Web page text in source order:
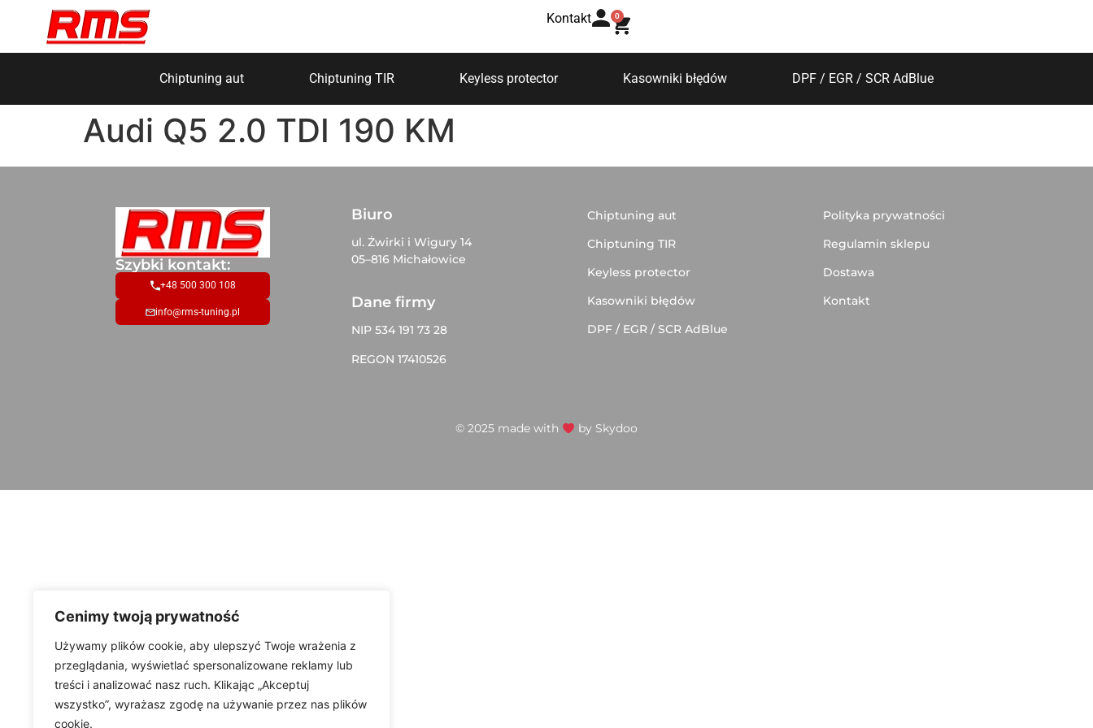
Cenimy twoją prywatność
Używamy plików cookie, aby ulepszyć Twoje wrażenia z
przeglądania, wyświetlać spersonalizowane reklamy lub
treści i analizować nasz ruch. Klikając „Akceptuj
wszystko”, wyrażasz zgodę na używanie przez nas plików
cookie.
Kontakt 0
Chiptuning aut Chiptuning TIR Keyless protector Kasowniki błędów DPF / EGR / SCR AdBlue
Audi Q5 2.0 TDI 190 KM
Szybki kontakt:
+48 500 300 108
info@rms-tuning.pl
Biuro
ul. Żwirki i Wigury 14
05–816 Michałowice
Dane firmy
NIP 534 191 73 28
REGON 17410526
Chiptuning aut
Chiptuning TIR
Keyless protector
Kasowniki błędów
DPF / EGR / SCR AdBlue
Polityka prywatności
Regulamin sklepu
Dostawa
Kontakt
© 2025 made with by Skydoo